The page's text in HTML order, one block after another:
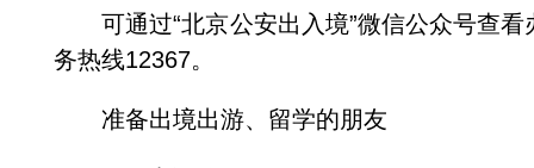
可通过“北京公安出入境”微信公众号查看
务热线12367。
准备出境出游、留学的朋友